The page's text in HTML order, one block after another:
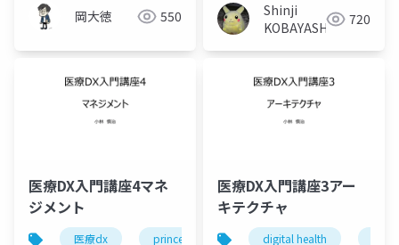
岡大徳 550
Shinji
KOBAYASHI
720
医療DX入門講座4マネ
ジメント
医療dx prince2 gaps マネジメント
医療DX入門講座3アー
キテクチャ
digital health